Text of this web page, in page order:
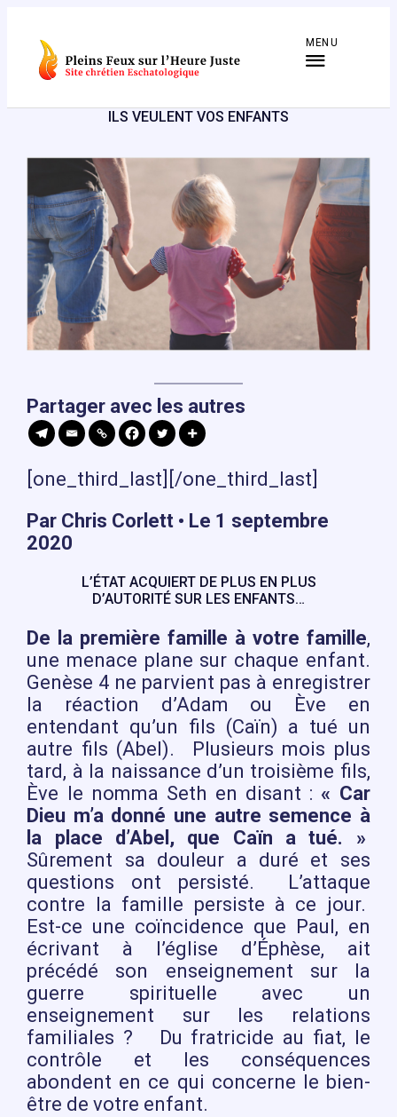
contenu
MENU
ILS VEULENT VOS ENFANTS
Partager avec les autres
[one_third_last][/one_third_last]
Par Chris Corlett • Le 1 septembre
2020
L’ÉTAT ACQUIERT DE PLUS EN PLUS
D’AUTORITÉ SUR LES ENFANTS…
De la première famille à votre famille,
une menace plane sur chaque enfant.
Genèse 4 ne parvient pas à enregistrer
la réaction d’Adam ou Ève en
entendant qu’un fils (Caïn) a tué un
autre fils (Abel). Plusieurs mois plus
tard, à la naissance d’un troisième fils,
Ève le nomma Seth en disant : « Car
Dieu m’a donné une autre semence à
la place d’Abel, que Caïn a tué. »
Sûrement sa douleur a duré et ses
questions ont persisté. L’attaque
contre la famille persiste à ce jour.
Est-ce une coïncidence que Paul, en
écrivant à l’église d’Éphèse, ait
précédé son enseignement sur la
guerre spirituelle avec un
enseignement sur les relations
familiales ? Du fratricide au fiat, le
contrôle et les conséquences
abondent en ce qui concerne le bien-
être de votre enfant.